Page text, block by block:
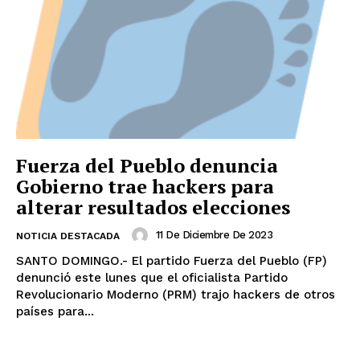
Fuerza del Pueblo denuncia
Gobierno trae hackers para
alterar resultados elecciones
NOTICIA DESTACADA 11 De Diciembre De 2023
SANTO DOMINGO.- El partido Fuerza del Pueblo (FP)
denunció este lunes que el oficialista Partido
Revolucionario Moderno (PRM) trajo hackers de otros
países para...